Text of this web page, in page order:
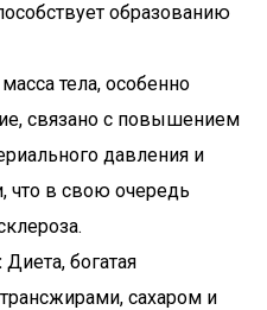
образованию
тела, особенно
связано с повышением
давления и
что в свою очередь
Диета, богатая
сахаром и